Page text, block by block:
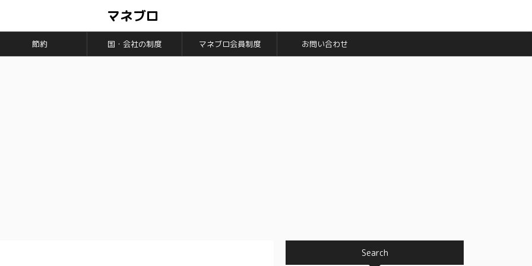
マネブロ
節約 国・会社の制度 マネブロ会員制度 お問い合わせ
Search